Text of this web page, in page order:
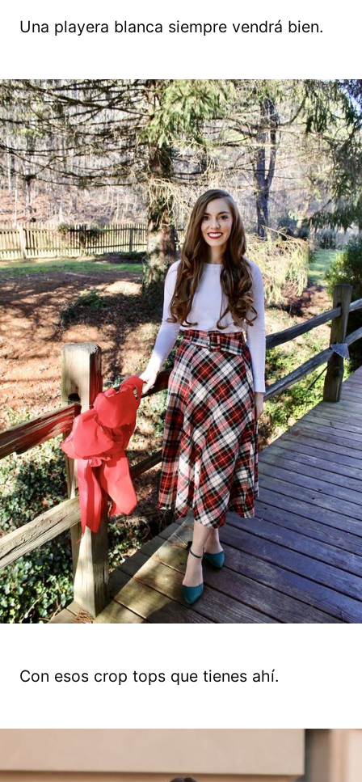
Una playera blanca siempre vendrá bien.
Con esos crop tops que tienes ahí.